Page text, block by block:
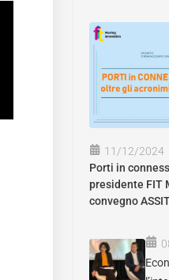
11/12/2024
Porti in
presidente FIT
convegno